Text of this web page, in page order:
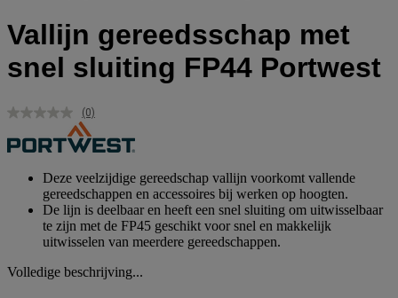
Vallijn gereedsschap met
snel sluiting FP44 Portwest
Geen
scorewaarde.
Dezelfde
(0)
Deze veelzijdige gereedschap vallijn voorkomt vallende
gereedschappen en accessoires bij werken op hoogten.
De lijn is deelbaar en heeft een snel sluiting om uitwisselbaar
te zijn met de FP45 geschikt voor snel en makkelijk
uitwisselen van meerdere gereedschappen.
Volledige beschrijving...